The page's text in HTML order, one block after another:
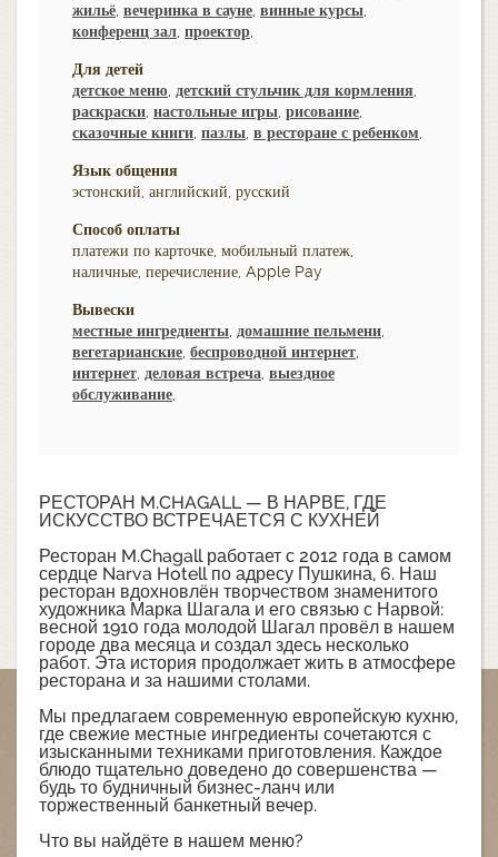
жильё, вечеринка в сауне, винные курсы,
конференц зал, проектор,
Для детей
детское меню, детский стульчик для кормления,
раскраски, настольные игры, рисование,
сказочные книги, пазлы, в ресторане с ребенком,
Язык общения
эстонский, английский, русский
Способ оплаты
платежи по карточке, мобильный платеж,
наличные, перечисление, Apple Pay
Вывески
местные ингредиенты, домашние пельмени,
вегетарианские, беспроводной интернет,
интернет, деловая встреча, выездное
обслуживание,
РЕСТОРАН M.CHAGALL — В НАРВЕ, ГДЕ
ИСКУССТВО ВСТРЕЧАЕТСЯ С КУХНЕЙ
Ресторан M.Chagall работает с 2012 года в самом
сердце Narva Hotell по адресу Пушкина, 6. Наш
ресторан вдохновлён творчеством знаменитого
художника Марка Шагала и его связью с Нарвой:
весной 1910 года молодой Шагал провёл в нашем
городе два месяца и создал здесь несколько
работ. Эта история продолжает жить в атмосфере
ресторана и за нашими столами.
Мы предлагаем современную европейскую кухню,
где свежие местные ингредиенты сочетаются с
изысканными техниками приготовления. Каждое
блюдо тщательно доведено до совершенства —
будь то будничный бизнес-ланч или
торжественный банкетный вечер.
Что вы найдёте в нашем меню?